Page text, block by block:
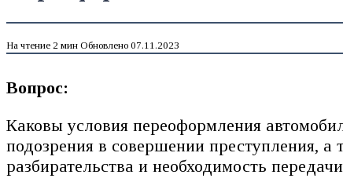
На чтение 2 мин Обновлено 07.11.2023
Вопрос:
Каковы условия переоформления
подозрения в совершении преступления, а
разбирательства и необходимость